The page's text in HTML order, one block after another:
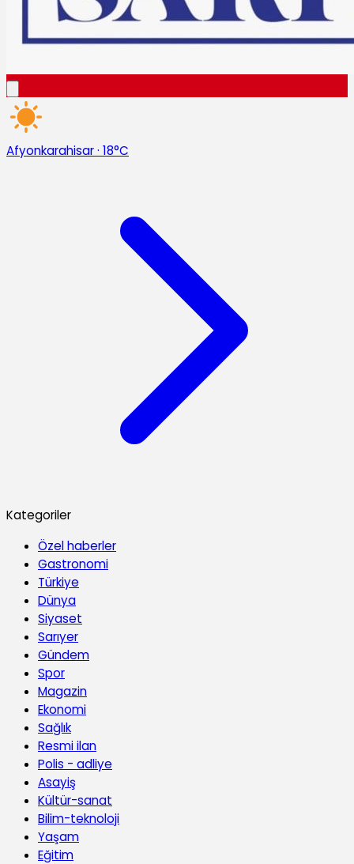
Afyonkarahisar· 18°C
Kategoriler
Özel haberler
Gastronomi
Türkiye
Dünya
Siyaset
Sarıyer
Gündem
Spor
Magazin
Ekonomi
Sağlık
Resmi ilan
Polis - adliye
Asayiş
Kültür-sanat
Bilim-teknoloji
Yaşam
Eğitim